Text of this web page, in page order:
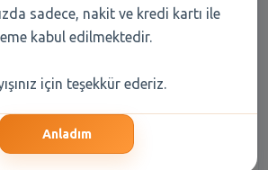
sadece, nakit ve kredi kartı ile
kabul edilmektedir.
için teşekkür ederiz.
Anladım